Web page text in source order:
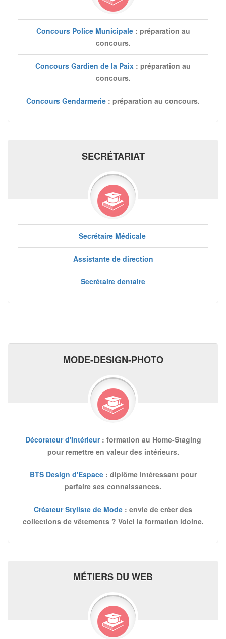
Concours Police Municipale: préparation au
concours.
Concours Gardien de la Paix : préparation au
concours.
Concours Gendarmerie : préparation au concours.
SECRÉTARIAT
Secrétaire Médicale
Assistante de direction
Secrétaire dentaire
MODE-DESIGN-PHOTO
Décorateur d'Intérieur: formation au Home-Staging
pour remettre en valeur des intérieurs.
BTS Design d'Espace: diplôme intéressant pour
parfaire ses connaissances.
Créateur Styliste de Mode : envie de créer des
collections de vêtements ? Voici la formation idoine.
MÉTIERS DU WEB